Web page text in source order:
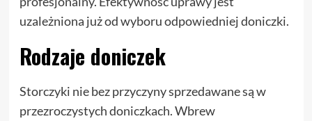
uzależniona już od wyboru odpowiedniej doniczki.
Rodzaje doniczek
Storczyki nie bez przyczyny sprzedawane są w
przezroczystych doniczkach. Wbrew